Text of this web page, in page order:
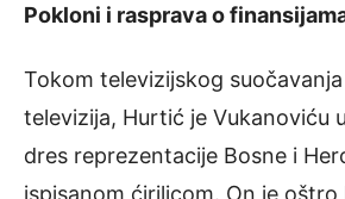
Pokloni i rasprava o
Tokom televizijskog suočavanja
televizija, Hurtić je Vukanoviću
dres reprezentacije Bosne i
ispisanom ćirilicom. On je